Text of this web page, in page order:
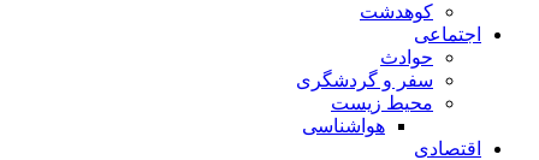
کوهدشت
اجتماعی
حوادث
سفر و گردشگری
محیط زیست
هواشناسی
اقتصادی